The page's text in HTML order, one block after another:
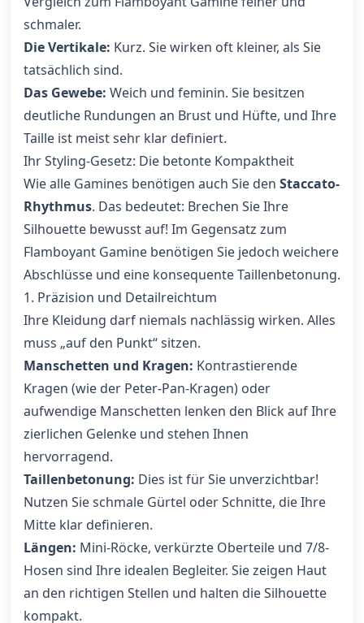
schmaler.
Die Vertikale: Kurz. Sie wirken oft kleiner, als Sie
tatsächlich sind.
Das Gewebe: Weich und feminin. Sie besitzen
deutliche Rundungen an Brust und Hüfte, und Ihre
Taille ist meist sehr klar definiert.
Ihr Styling-Gesetz: Die betonte Kompaktheit
Wie alle Gamines benötigen auch Sie den Staccato-
Rhythmus. Das bedeutet: Brechen Sie Ihre
Silhouette bewusst auf! Im Gegensatz zum
Flamboyant Gamine benötigen Sie jedoch weichere
Abschlüsse und eine konsequente Taillenbetonung.
1. Präzision und Detailreichtum
Ihre Kleidung darf niemals nachlässig wirken. Alles
muss „auf den Punkt“ sitzen.
Manschetten und Kragen: Kontrastierende
Kragen (wie der Peter-Pan-Kragen) oder
aufwendige Manschetten lenken den Blick auf Ihre
zierlichen Gelenke und stehen Ihnen
hervorragend.
Taillenbetonung: Dies ist für Sie unverzichtbar!
Nutzen Sie schmale Gürtel oder Schnitte, die Ihre
Mitte klar definieren.
Längen: Mini-Röcke, verkürzte Oberteile und 7/8-
Hosen sind Ihre idealen Begleiter. Sie zeigen Haut
an den richtigen Stellen und halten die Silhouette
kompakt.